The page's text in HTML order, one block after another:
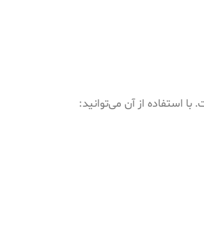
استفاده از آن می‌توانید: